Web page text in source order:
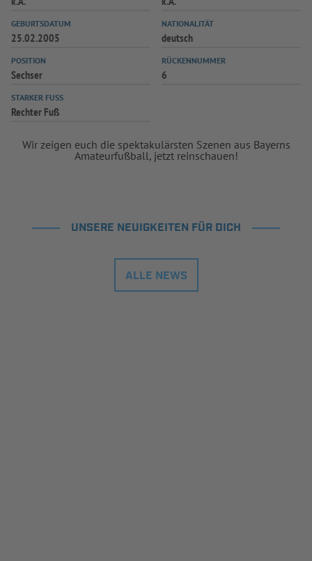
SPIELPLUS
GEBURTSDATUM
25.02.2005
NATIONALITÄT
deutsch
POSITION
Sechser
RÜCKENNUMMER
6
STARKER FUSS
Rechter Fuß
Wir zeigen euch die spektakulärsten Szenen aus Bayerns
Amateurfußball, jetzt reinschauen!
UNSERE NEUIGKEITEN FÜR DICH
ALLE NEWS